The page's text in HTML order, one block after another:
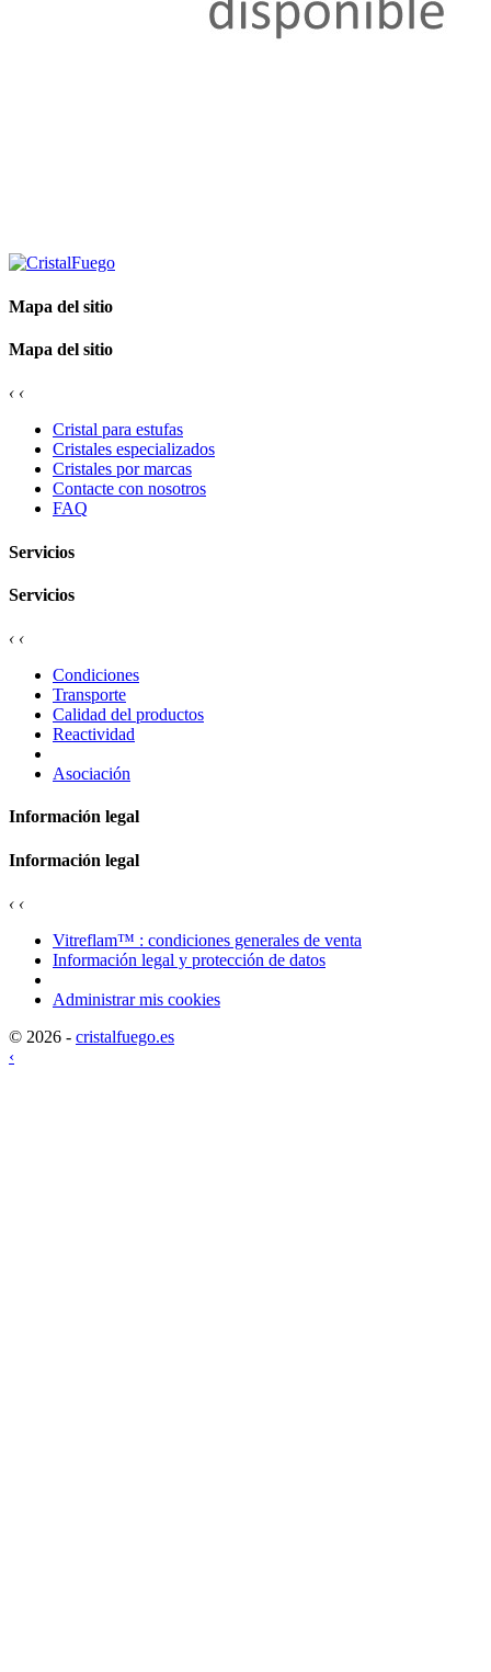
Mapa del sitio
Mapa del sitio
‹ ‹
Cristal para estufas
Cristales especializados
Cristales por marcas
Contacte con nosotros
FAQ
Servicios
Servicios
‹ ‹
Condiciones
Transporte
Calidad del productos
Reactividad
Asociación
Información legal
Información legal
‹ ‹
Vitreflam™ : condiciones generales de venta
Información legal y protección de datos
Administrar mis cookies
© 2026 - cristalfuego.es
‹